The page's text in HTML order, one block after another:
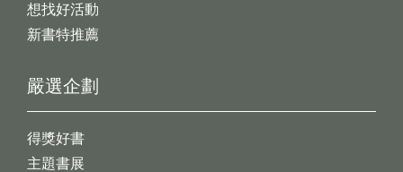
想找好活動
新書特推薦
嚴選企劃
得獎好書
主題書展